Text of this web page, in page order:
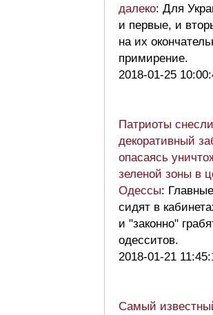
далеко: Для
и первые, и
на их
примирение.
2018-01-25
Патриоты снесли
декоративный
опасаясь
зеленой зоны в
Одессы:
сидят в
и "законно"
одесситов.
2018-01-21
Самый